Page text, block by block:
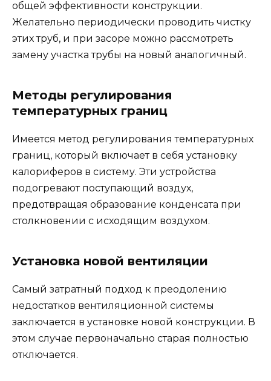
общей эффективности конструкции.
Желательно периодически проводить чистку
этих труб, и при засоре можно рассмотреть
замену участка трубы на новый аналогичный.
Методы регулирования
температурных границ
Имеется метод регулирования температурных
границ, который включает в себя установку
калориферов в систему. Эти устройства
подогревают поступающий воздух,
предотвращая образование конденсата при
столкновении с исходящим воздухом.
Установка новой вентиляции
Самый затратный подход к преодолению
недостатков вентиляционной системы
заключается в установке новой конструкции. В
этом случае первоначально старая полностью
отключается.